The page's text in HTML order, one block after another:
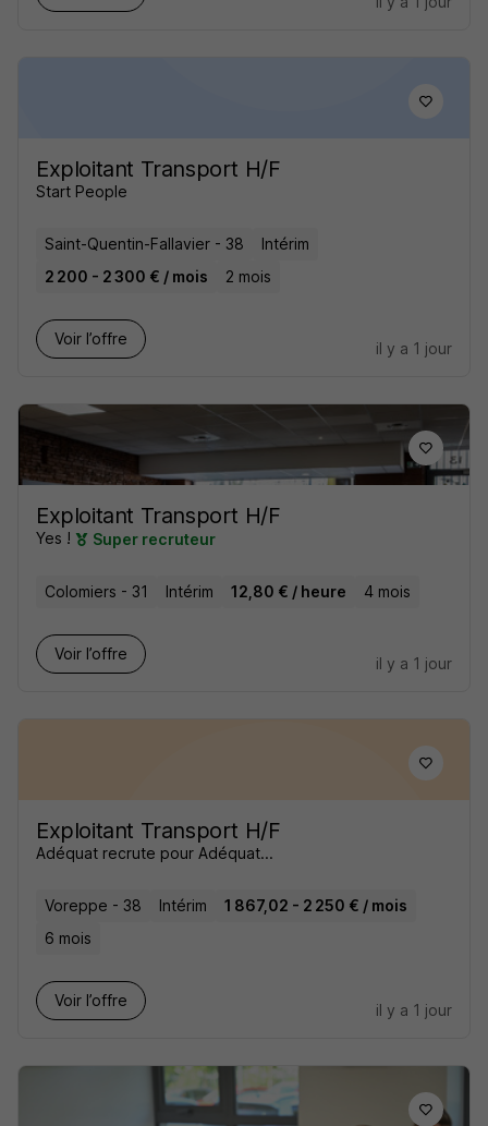
Exploitant Transport H/F
Start People
Saint-Quentin-Fallavier - 38
Intérim
2 200 - 2 300 € / mois
2 mois
Voir l’offre
il y a 1 jour
Exploitant Transport H/F
Yes ! Super recruteur
Colomiers - 31 Intérim 12,80 € / heure 4 mois
Voir l’offre
il y a 1 jour
Exploitant Transport H/F
Adéquat recrute pour Adéquat...
Voreppe - 38 Intérim
1 867,02 - 2 250 € / mois
6 mois
Voir l’offre
il y a 1 jour